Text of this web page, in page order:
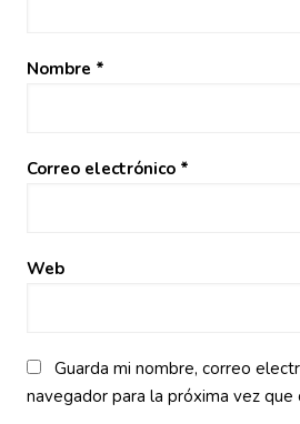
Nombre *
Correo electrónico *
Web
Guarda mi nombre, correo
navegador para la próxima vez que